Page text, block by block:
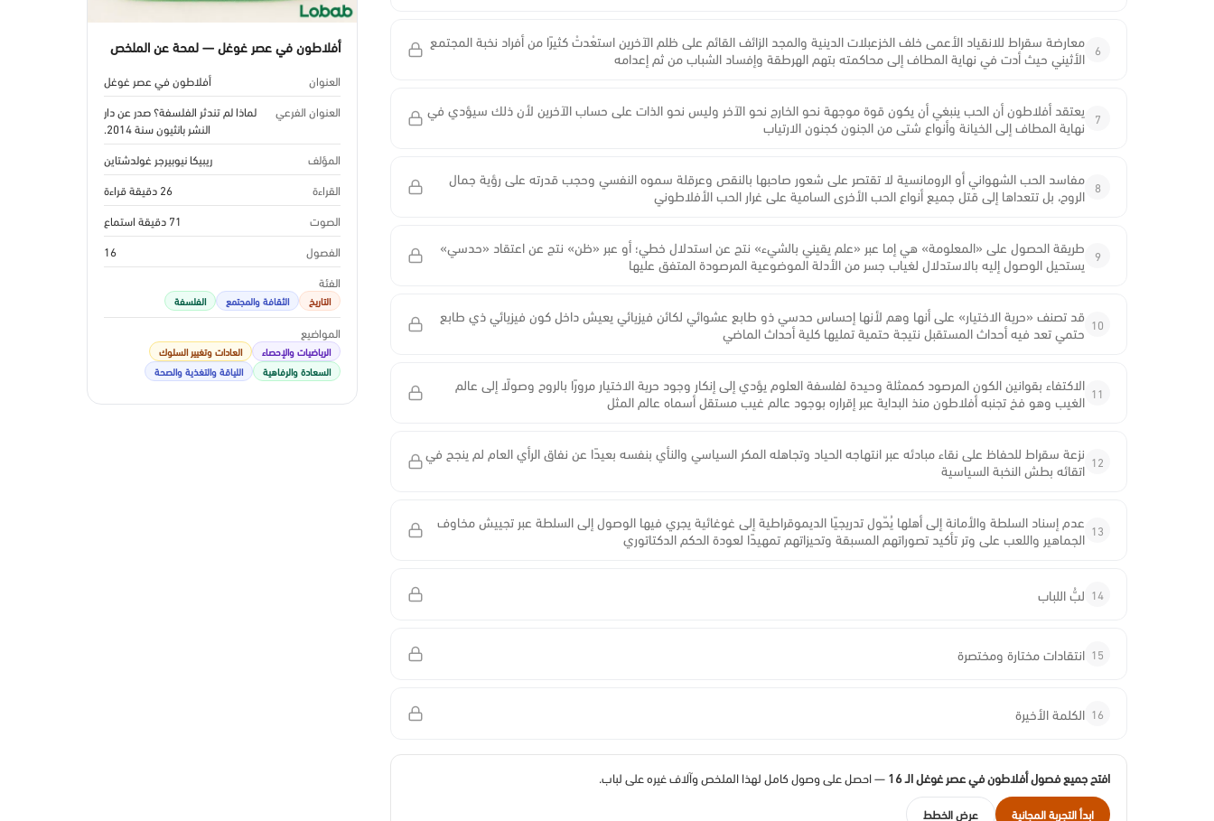
6 معارضة سقراط للانقياد الأعمى خلف الخزعبلات الدينية والمجد الزائف القائم على ظلم الآخرين استعْدتْ كثيرًا من أفراد نخبة المجتمع
الأثيني حيث أدت في نهاية المطاف إلى محاكمته بتهم الهرطقة وإفساد الشباب من ثم إعدامه
7
يعتقد أفلاطون أن الحب ينبغي أن يكون قوة موجهة نحو الخارج نحو الآخر وليس نحو الذات على حساب الآخرين لأن ذلك سيؤدي في
نهاية المطاف إلى الخيانة وأنواع شتى من الجنون كجنون الارتياب
8 مفاسد الحب الشهواني أو الرومانسية لا تقتصر على شعور صاحبها بالنقص وعرقلة سموه النفسي وحجب قدرته على رؤية جمال
الروح، بل تتعداها إلى قتل جميع أنواع الحب الأخرى السامية على غرار الحب الأفلاطوني
9
طريقة الحصول على «المعلومة» هي إما عبر «علم يقيني بالشيء» نتج عن استدلال خطي؛ أو عبر «ظن» نتج عن اعتقاد «حدسي»
يستحيل الوصول إليه بالاستدلال لغياب جسر من الأدلة الموضوعية المرصودة المتفق عليها
10 قد تصنف «حرية الاختيار» على أنها وهم لأنها إحساس حدسي ذو طابع عشوائي لكائن فيزيائي يعيش داخل كون فيزيائي ذي طابع
حتمي تعد فيه أحداث المستقبل نتيجة حتمية تمليها كلية أحداث الماضي
11 الاكتفاء بقوانين الكون المرصود كممثلة وحيدة لفلسفة العلوم يؤدي إلى إنكار وجود حرية الاختيار مرورًا بالروح وصولًا إلى عالم
الغيب وهو فخ تجنبه أفلاطون منذ البداية عبر إقراره بوجود عالم غيب مستقل أسماه عالم المثل
12 نزعة سقراط للحفاظ على نقاء مبادئه عبر انتهاجه الحياد وتجاهله المكر السياسي والنأي بنفسه بعيدًا عن نفاق الرأي العام لم ينجح في
اتقائه بطش النخبة السياسية
13 عدم إسناد السلطة والأمانة إلى أهلها يُحّول تدريجيًا الديموقراطية إلى غوغائية يجري فيها الوصول إلى السلطة عبر تجييش مخاوف
الجماهير واللعب على وتر تأكيد تصوراتهم المسبقة وتحيزاتهم تمهيدًا لعودة الحكم الدكتاتوري
14 لبُّ اللباب
15 انتقادات مختارة ومختصرة
16 الكلمة الأخيرة
افتح جميع فصول أفلاطون في عصر غوغل الـ 16 — احصل على وصول كامل لهذا الملخص وآلاف غيره على لباب.
ابدأ التجربة المجانية عرض الخطط
أفلاطون في عصر غوغل — لمحة عن الملخص
العنوان
أفلاطون في عصر غوغل
العنوان الفرعي
لماذا لم تندثر الفلسفة؟ صدر عن دار
النشر بانثيون سنة 2014.
المؤلف
ريبيكا نيوبيرجر غولدشتاين
القراءة
26 دقيقة قراءة
الصوت
71 دقيقة استماع
الفصول
16
الفئة
التاريخ الثقافة والمجتمع الفلسفة
المواضيع
الرياضيات والإحصاء
العادات وتغيير السلوك
السعادة والرفاهية
اللياقة والتغذية والصحة